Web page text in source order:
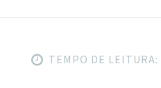
TEMPO DE LEITURA: